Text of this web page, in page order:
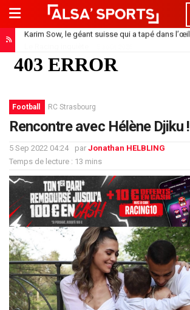
Le Racing inquiète 5 août 2026
Football RC Strasbourg
Rencontre avec Hélène Djiku !
5 Sep 2022 04:24 par Jonathan HELBLING
Temps de lecture : 13 mins